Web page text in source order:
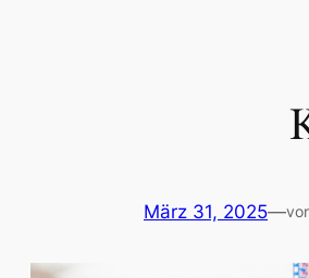
März 31, 2025—